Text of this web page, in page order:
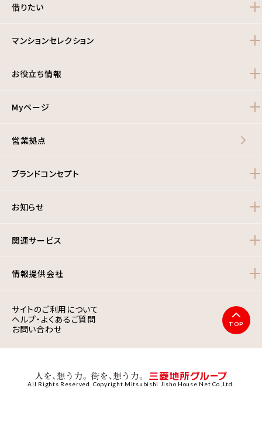
借りたい
マンションセレクション
お役立ち情報
Myページ
営業拠点
ブランドコンセプト
お知らせ
関連サービス
情報提供会社
サイトのご利用について
ヘルプ・よくあるご質問
お問い合わせ
TOP
All Rights Reserved. Copyright Mitsubishi Jisho House Net Co.,Ltd.